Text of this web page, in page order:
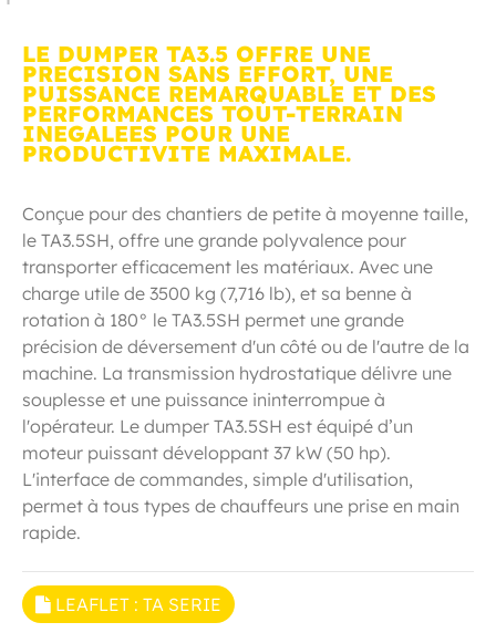
LE DUMPER TA3.5 OFFRE UNE
PRECISION SANS EFFORT, UNE
PUISSANCE REMARQUABLE ET DES
PERFORMANCES TOUT-TERRAIN
INEGALEES POUR UNE
PRODUCTIVITE MAXIMALE.
Conçue pour des chantiers de petite à moyenne taille,
le TA3.5SH, offre une grande polyvalence pour
transporter efficacement les matériaux. Avec une
charge utile de 3500 kg (7,716 lb), et sa benne à
rotation à 180° le TA3.5SH permet une grande
précision de déversement d'un côté ou de l'autre de la
machine. La transmission hydrostatique délivre une
souplesse et une puissance ininterrompue à
l'opérateur. Le dumper TA3.5SH est équipé d’un
moteur puissant développant 37 kW (50 hp).
L'interface de commandes, simple d'utilisation,
permet à tous types de chauffeurs une prise en main
rapide.
LEAFLET : TA SERIE